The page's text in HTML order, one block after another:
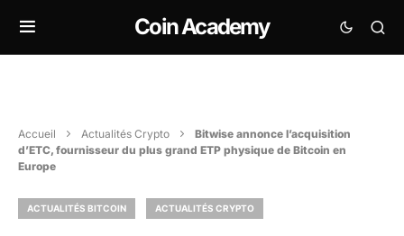
Coin Academy
Accueil Actualités Crypto
Bitwise annonce l’acquisition
d’ETC, fournisseur du plus grand ETP physique de Bitcoin en
Europe
ACTUALITÉS BITCOIN ACTUALITÉS CRYPTO